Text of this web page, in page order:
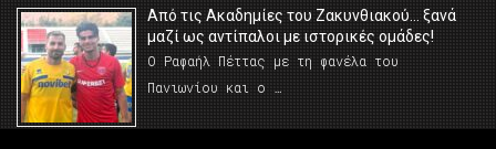
Από τις Ακαδημίες του Ζακυνθιακού… ξανά
μαζί ως αντίπαλοι με ιστορικές ομάδες!
Ο Ραφαήλ Πέττας με τη φανέλα του
Πανιωνίου και ο …